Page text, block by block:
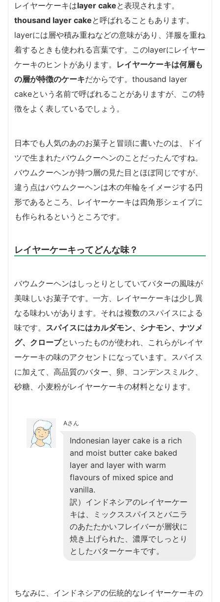
レイヤーケーキはlayer cakeと表現されます。
thousand layer cakeと呼ばれることもあります。
layerには層や積み重ねなどの意味があり、洋服を重ね
着するときも使われる言葉です。このlayerにレイヤー
ケーキのヒントがあります。 レイヤーケーキは何層も
の層が特徴のケーキだからです。thousand layer
cakeという名前で呼ばれることがありますが、この特
徴をよく表しているでしょう。
日本でも人気のあのお菓子と冒頭に書いたのは、ドイ
ツで生まれたバウムクーヘンのことだったんですね。
バウムクーヘンが持つ層の見た目とほぼ同じですが、
違う点はバウムクーヘンは木の年輪をイメージする円
形であるところ、レイヤーケーキは四角形シェイプに
も作られるというところです。
レイヤーケーキってどんな味？
バウムクーヘンはしっとりとしていてバターの風味が
美味しいお菓子です。一方、レイヤーケーキは少し異
なる味わいがあります。それは複数のスパイスによる
味です。 スパイスにはカルダモン、シナモン、ナツメ
グ、クローブといったものが使われ、これらがレイヤ
ーケーキの味のアクセントになっています。スパイス
に加えて、高品質のバター、卵、コンデンスミルク、
砂糖、小麦粉がレイヤーケーキの材料となります。
Aさん
Indonesian layer cake is a rich
and moist butter cake baked
layer and layer with warm
flavours of mixed spice and
vanilla.
訳）インドネシアのレイヤーケー
キは、ミックススパイスとバニラ
のあたたかいフレイバーが層状に
焼き上げられた、濃厚でしっとり
としたバターケーキです。
ちなみに、インドネシアの伝統的なレイヤーケーキの